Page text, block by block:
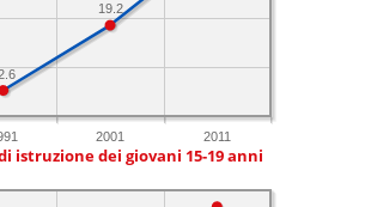
2001 2011
19.2
istruzione dei giovani 15-19 anni